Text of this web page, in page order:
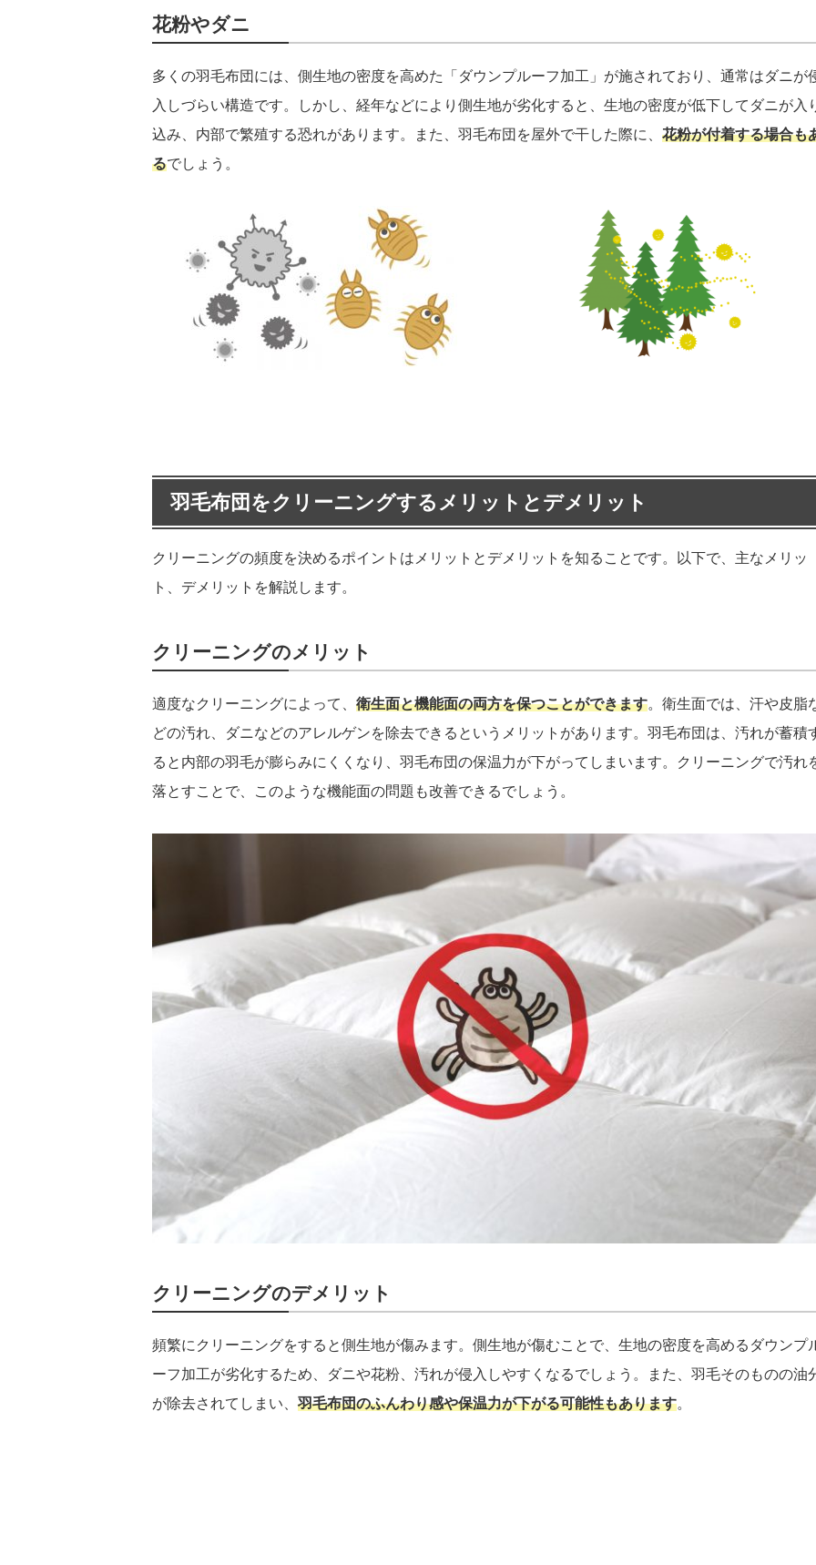
花粉やダニ
多くの羽毛布団には、側生地の密度を高めた「ダウンプルーフ加工」が施されており、通常はダニが
入しづらい構造です。しかし、経年などにより側生地が劣化すると、生地の密度が低下してダニが入
込み、内部で繁殖する恐れがあります。また、羽毛布団を屋外で干した際に、 花粉が付着する場合も
るでしょう。
羽毛布団をクリーニングするメリットとデメリット
クリーニングの頻度を決めるポイントはメリットとデメリットを知ることです。以下で、主なメリッ
ト、デメリットを解説します。
クリーニングのメリット
適度なクリーニングによって、 衛生面と機能面の両方を保つことができます。衛生面では、汗や皮脂
どの汚れ、ダニなどのアレルゲンを除去できるというメリットがあります。羽毛布団は、汚れが蓄積
ると内部の羽毛が膨らみにくくなり、羽毛布団の保温力が下がってしまいます。クリーニングで汚れ
落とすことで、このような機能面の問題も改善できるでしょう。
クリーニングのデメリット
頻繁にクリーニングをすると側生地が傷みます。側生地が傷むことで、生地の密度を高めるダウンプ
ーフ加工が劣化するため、ダニや花粉、汚れが侵入しやすくなるでしょう。また、羽毛そのものの油
が除去されてしまい、 羽毛布団のふんわり感や保温力が下がる可能性もあります。